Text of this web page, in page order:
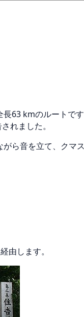
63 kmのルート
れました。
ら音を立て、クマ
由します。